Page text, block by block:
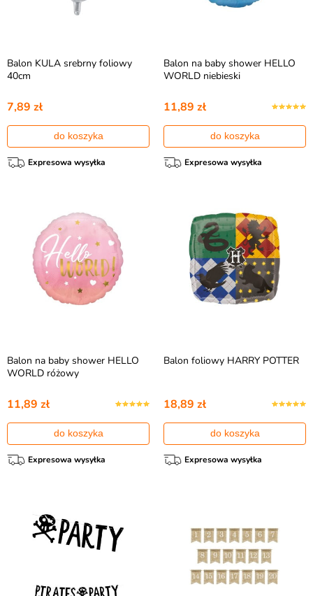
Balon KULA srebrny foliowy
40cm
7,89 zł
do koszyka
Expresowa wysyłka
Balon na baby shower HELLO
WORLD niebieski
11,89 zł
do koszyka
Expresowa wysyłka
Balon na baby shower HELLO
WORLD różowy
11,89 zł
do koszyka
Expresowa wysyłka
Balon foliowy HARRY POTTER
18,89 zł
do koszyka
Expresowa wysyłka